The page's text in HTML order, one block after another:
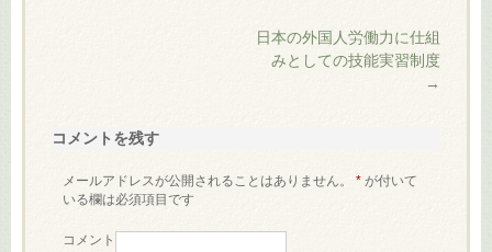
日本の外国人労働力に仕組
みとしての技能実習制度
→
コメントを残す
メールアドレスが公開されることはありません。 * が付いて
いる欄は必須項目です
コメント